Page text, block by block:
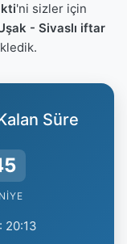
'ni sizler için
- Sivaslı iftar
Süre
: 20:13